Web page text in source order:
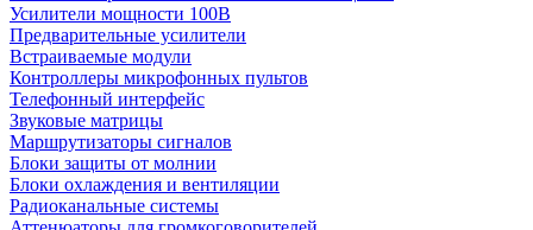
Усилители мощности 100В
Предварительные усилители
Встраиваемые модули
Контроллеры микрофонных пультов
Телефонный интерфейс
Звуковые матрицы
Маршрутизаторы сигналов
Блоки защиты от молнии
Блоки охлаждения и вентиляции
Радиоканальные системы